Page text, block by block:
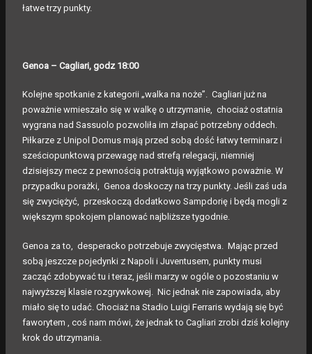
łatwe trzy punkty.
Genoa – Cagliari, godz 18:00
Kolejne spotkanie z kategorii „walka na noże”. Cagliari już na
poważnie wmieszało się w walkę o utrzymanie, chociaż ostatnia
wygrana nad Sassuolo pozwoliła im złapać potrzebny oddech.
Piłkarze z Unipol Domus mają przed sobą dość łatwy terminarz i
sześciopunktową przewagę nad strefą relegacji, niemniej
dzisiejszy mecz z pewnością potraktują wyjątkowo poważnie. W
przypadku porażki, Genoa doskoczy na trzy punkty. Jeśli zaś uda
się zwyciężyć, przeskoczą dodatkowo Sampdorię i będą mogli z
większym spokojem planować najbliższe tygodnie.
Genoa za to, desperacko potrzebuje zwycięstwa. Mając przed
sobą jeszcze pojedynki z Napoli i Juventusem, punkty musi
zacząć zdobywać tu i teraz, jeśli marzy w ogóle o pozostaniu w
najwyższej klasie rozgrywkowej. Nic jednak nie zapowiada, aby
miało się to udać. Chociaż na Stadio Luigi Ferraris wydają się być
faworytem , coś nam mówi, że jednak to Cagliari zrobi dziś kolejny
krok do utrzymania.